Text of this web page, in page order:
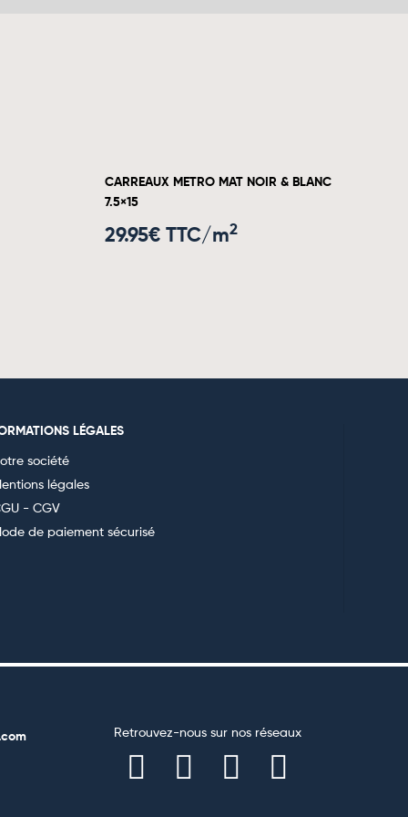
CARREAUX METRO MAT NOIR & BLANC
7.5×15
29.95€ TTC/m2
LÉGALES
société
légales
- CGV
de paiement sécurisé
Retrouvez-nous sur nos réseaux